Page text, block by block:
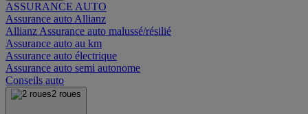
ASSURANCE AUTO
Assurance auto Allianz
Allianz Assurance auto malussé/résilié
Assurance auto au km
Assurance auto électrique
Assurance auto semi autonome
Conseils auto
2 roues